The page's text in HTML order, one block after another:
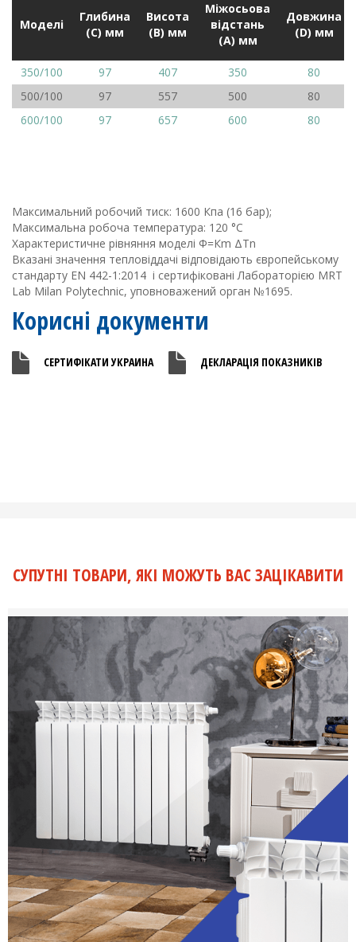
Моделі
Глибина
(C) мм
Висота
(B) мм
Mіжосьова
відстань
(А) мм
Довжина
(D) мм
350/100 97 407 350
80
500/100
97 557 500
80
600/100
97 657 600 80
Максимальний робочий тиск: 1600 Кпа (16 бар);
Максимальна робоча температура: 120 °C
Характеристичне рівняння моделі Ф=Кm ΔТn
Вказані значення тепловіддачі відповідають європейському
стандарту EN 442-1:2014 і сертифіковані Лабораторією MRT
Lab Milan Polytechnic, уповноважений орган №1695.
Корисні документи
СЕРТИФІКАТИ УКРАИНА ДЕКЛАРАЦІЯ ПОКАЗНИКІВ
СУПУТНІ ТОВАРИ, ЯКІ МОЖУТЬ ВАС ЗАЦІКАВИТИ